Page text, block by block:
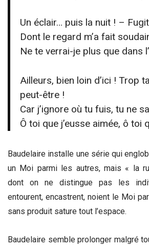
Un éclair… puis la nuit ! –
Dont le regard m’a fait
Ne te verrai-je plus que dans
Ailleurs, bien loin d’ici ! Trop
peut-être !
Car j’ignore où tu fuis, tu ne
Ô toi que j’eusse aimée, ô toi
Baudelaire installe une série qui
un Moi parmi les autres, mais « la
dont on ne distingue pas les
entourent, encastrent, noient le Moi
sans produit sature tout l’espace.
Baudelaire semble prolonger malgré